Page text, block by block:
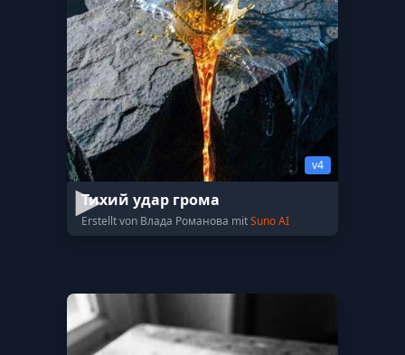
v4
Тихий удар грома
Erstellt von Влада Романова mitSuno AI